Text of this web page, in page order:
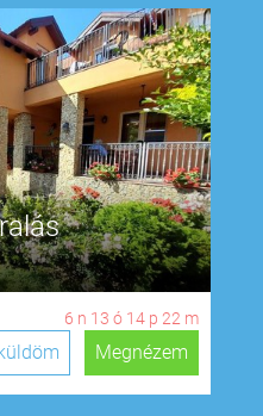
6 n 13 ó 14 p 21 m
Megnézem